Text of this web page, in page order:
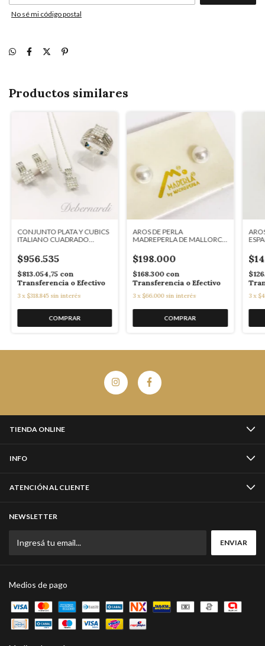
No sé mi código postal
Productos similares
CONJUNTO PLATA Y CUBICS
ITALIANO CUADRADO
$956.535
$813.054,75 con
Transferencia o Efectivo
3 x $318.845 sin interés
AROS DE PERLA
MADREPERLA DE MALLORCA
MP057771
$198.000
$168.300 con
Transferencia o Efectivo
3 x $66.000 sin interés 3 x
TIENDA ONLINE
INFO
ATENCIÓN AL CLIENTE
NEWSLETTER
Medios de pago